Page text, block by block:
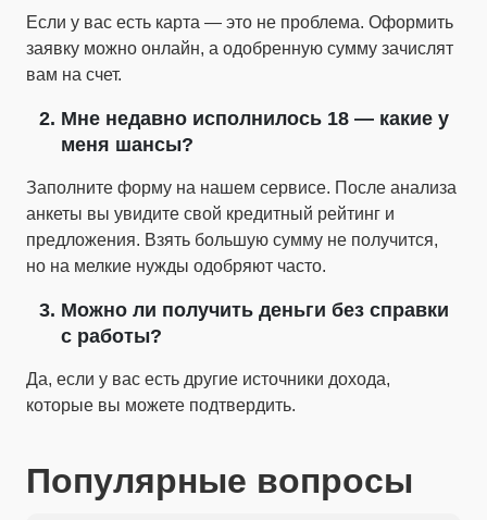
Если у вас есть карта — это не проблема. Оформить
заявку можно онлайн, а одобренную сумму зачислят
вам на счет.
Мне недавно исполнилось 18 — какие у
меня шансы?
Заполните форму на нашем сервисе. После анализа
анкеты вы увидите свой кредитный рейтинг и
предложения. Взять большую сумму не получится,
но на мелкие нужды одобряют часто.
Можно ли получить деньги без справки
с работы?
Да, если у вас есть другие источники дохода,
которые вы можете подтвердить.
Популярные вопросы